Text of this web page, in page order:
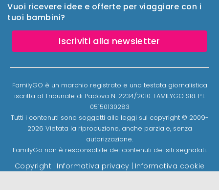
Vuoi ricevere idee e offerte per viaggiare con i
tuoi bambini?
Iscriviti alla newsletter
FamilyGO è un marchio registrato e una testata giornalistica
iscritta al Tribunale di Padova N. 2234/2010. FAMILYGO SRL P.I.
05150130283
Tutti i contenuti sono soggetti alle leggi sul copyright © 2009-
2026 Vietata la riproduzione, anche parziale, senza
autorizzazione.
FamilyGo non è responsabile dei contenuti dei siti segnalati.
Copyright | Informativa privacy | Informativa cookie